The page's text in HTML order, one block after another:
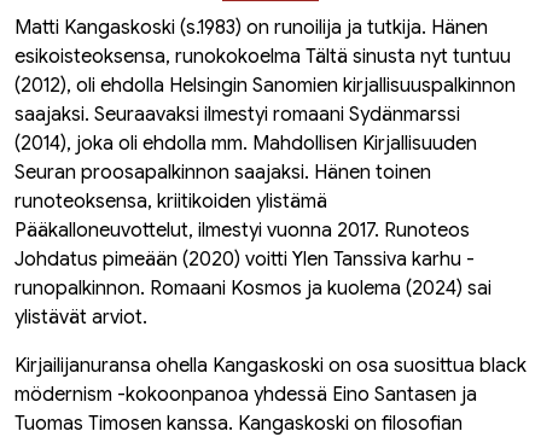
Matti Kangaskoski (s.1983) on runoilija ja tutkija. Hänen
esikoisteoksensa, runokokoelma Tältä sinusta nyt tuntuu
(2012), oli ehdolla Helsingin Sanomien kirjallisuuspalkinnon
saajaksi. Seuraavaksi ilmestyi romaani Sydänmarssi
(2014), joka oli ehdolla mm. Mahdollisen Kirjallisuuden
Seuran proosapalkinnon saajaksi. Hänen toinen
runoteoksensa, kriitikoiden ylistämä
Pääkalloneuvottelut, ilmestyi vuonna 2017. Runoteos
Johdatus pimeään (2020) voitti Ylen Tanssiva karhu -
runopalkinnon. Romaani Kosmos ja kuolema (2024) sai
ylistävät arviot.
Kirjailijanuransa ohella Kangaskoski on osa suosittua black
mödernism -kokoonpanoa yhdessä Eino Santasen ja
Tuomas Timosen kanssa. Kangaskoski on filosofian